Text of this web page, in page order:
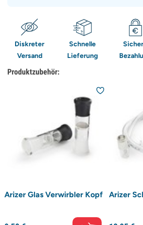
Diskreter
Versand
Schnelle
Lieferung
Produktzubehör:
Arizer Glas Verwirbler Kopf Arizer